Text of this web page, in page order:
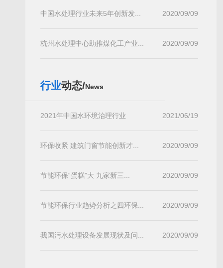
中国水处理行业未来5年创新发... 2020/09/09
杭州水处理中心助推煤化工产业... 2020/09/09
行业动态/News
2021年中国水环境治理行业 2021/06/19
环保收紧 建筑门窗节能创新才... 2020/09/09
节能环保“蛋糕”大 九家新三... 2020/09/09
节能环保行业趋势分析之四环保... 2020/09/09
我国污水处理设备发展现状及问... 2020/09/09